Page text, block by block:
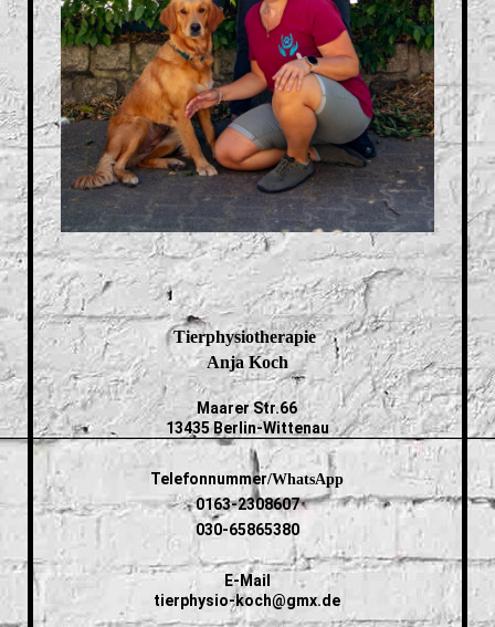
Tierphysiotherapie
Anja Koch
Maarer Str.66
13435 Berlin-Wittenau
Telefonnummer/WhatsApp
0163-2308607
030-65865380
E-Mail
tierphysio-koch@gmx.de